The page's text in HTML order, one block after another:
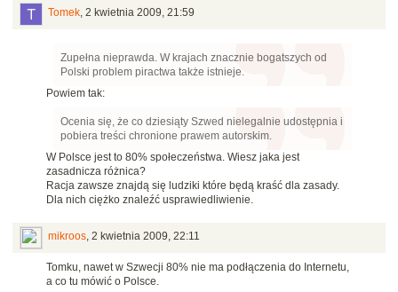
Tomek, 2 kwietnia 2009, 21:59
Zupełna nieprawda. W krajach znacznie bogatszych od
Polski problem piractwa także istnieje.
Powiem tak:
Ocenia się, że co dziesiąty Szwed nielegalnie udostępnia i
pobiera treści chronione prawem autorskim.
W Polsce jest to 80% społeczeństwa. Wiesz jaka jest
zasadnicza różnica?
Racja zawsze znajdą się ludziki które będą kraść dla zasady.
Dla nich ciężko znaleźć usprawiedliwienie.
mikroos, 2 kwietnia 2009, 22:11
Tomku, nawet w Szwecji 80% nie ma podłączenia do Internetu,
a co tu mówić o Polsce.